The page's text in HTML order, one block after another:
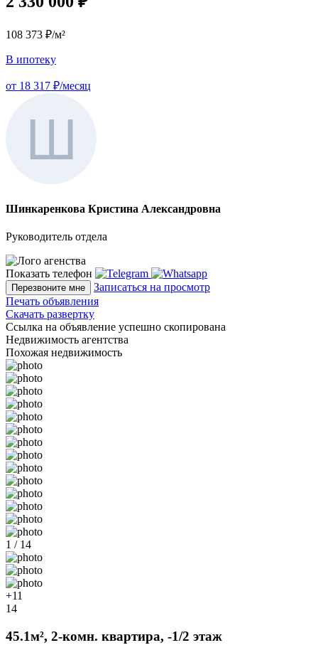
108 373 ₽/м²
В ипотеку
от 18 317 ₽/месяц
Шинкаренкова Кристина Александровна
Руководитель отдела
Показать телефон
Перезвоните мне
Записаться на просмотр
Печать объявления
Скачать развертку
Ссылка на объявление успешно скопирована
Недвижимость агентства
Похожая недвижимость
1 / 14
+11
14
45.1м², 2-комн. квартира, -1/2 этаж